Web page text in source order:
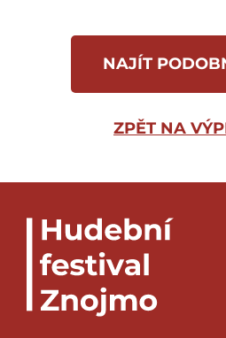
NAJÍT
ZPĚT NA